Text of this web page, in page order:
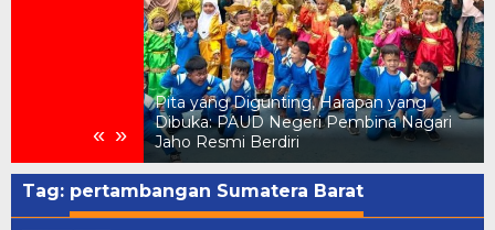
« »
Daerah
Pita yang Digunting, Harapan yang
Dibuka: PAUD Negeri Pembina Nagari
Jaho Resmi Berdiri
Tag: pertambangan Sumatera Barat